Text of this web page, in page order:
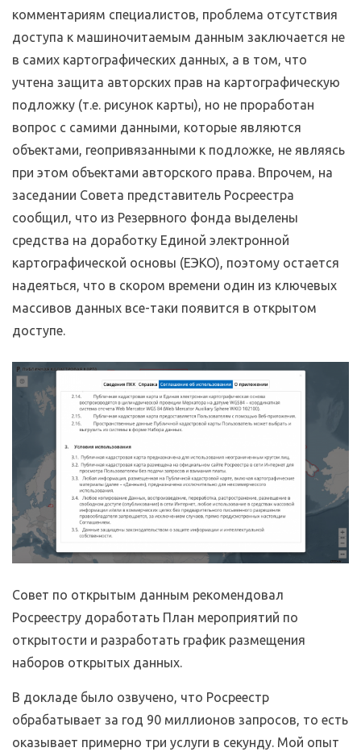
комментариям специалистов, проблема отсутствия
доступа к машиночитаемым данным заключается не
в самих картографических данных, а в том, что
учтена защита авторских прав на картографическую
подложку (т.е. рисунок карты), но не проработан
вопрос с самими данными, которые являются
объектами, геопривязанными к подложке, не являясь
при этом объектами авторского права. Впрочем, на
заседании Совета представитель Росреестра
сообщил, что из Резервного фонда выделены
средства на доработку Единой электронной
картографической основы (ЕЭКО), поэтому остается
надеяться, что в скором времени один из ключевых
массивов данных все-таки появится в открытом
доступе.
Совет по открытым данным рекомендовал
Росреестру доработать План мероприятий по
открытости и разработать график размещения
наборов открытых данных.
В докладе было озвучено, что Росреестр
обрабатывает за год 90 миллионов запросов, то есть
оказывает примерно три услуги в секунду. Мой опыт